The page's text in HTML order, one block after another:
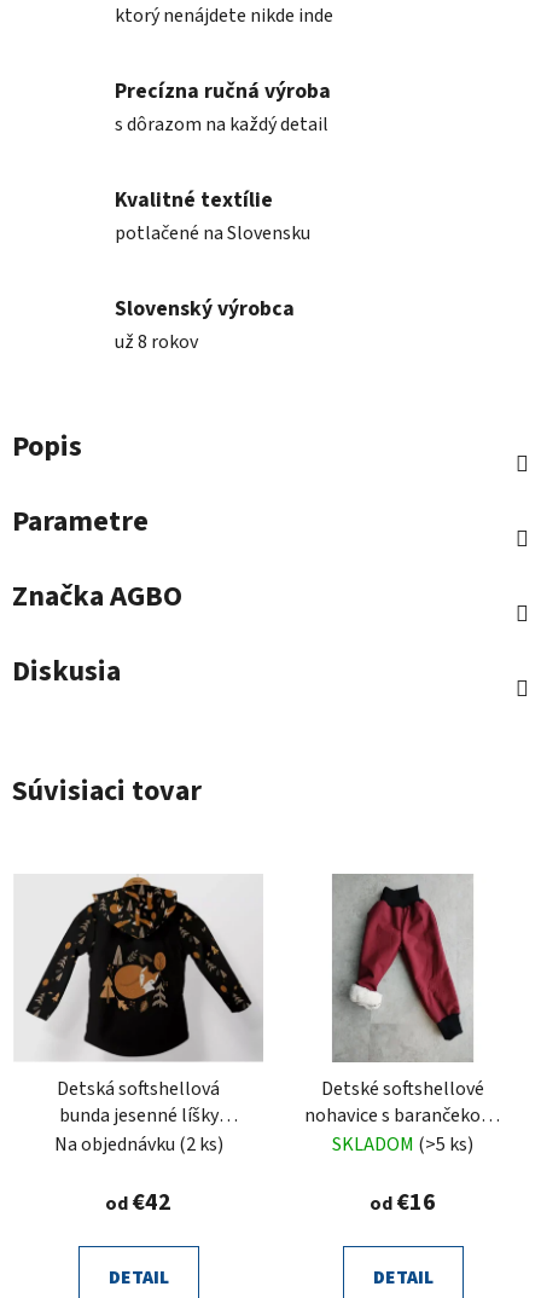
ktorý nenájdete nikde inde
Precízna ručná výroba
s dôrazom na každý detail
Kvalitné textílie
potlačené na Slovensku
Slovenský výrobca
už 8 rokov
Popis
Parametre
ZnačkaAGBO
Diskusia
Súvisiaci tovar
Detská softshellová
bunda jesenné líšky
čierne
Na objednávku (2 ks)
od€42
DETAIL
Detské softshellové
nohavice s barančekom,
bordové
SKLADOM (>5 ks)
od€16
DETAIL